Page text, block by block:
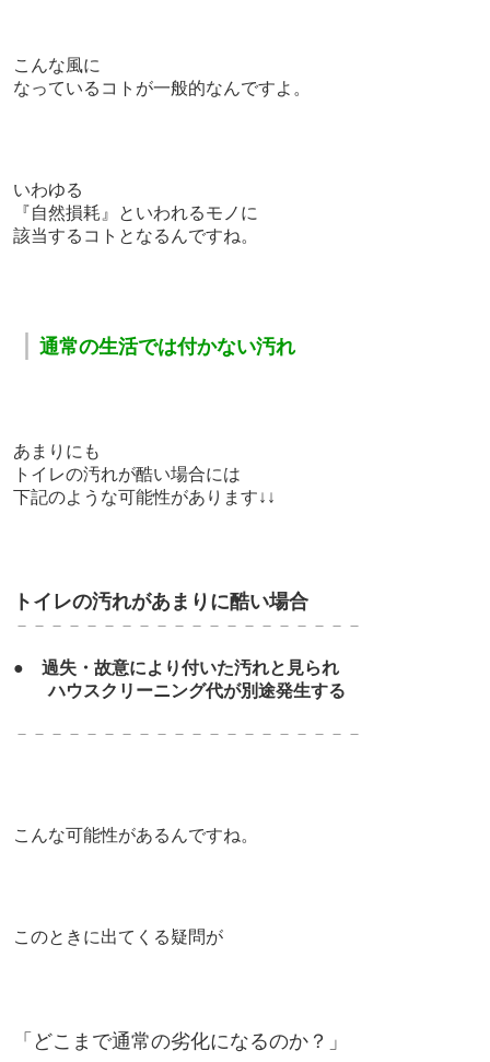
こんな風に
なっているコトが一般的なんですよ。
いわゆる
『自然損耗』といわれるモノに
該当するコトとなるんですね。
通常の生活では付かない汚れ
あまりにも
トイレの汚れが酷い場合には
下記のような可能性があります↓↓
トイレの汚れがあまりに酷い場合
－－－－－－－－－－－－－－－－－－－－
● 過失・故意により付いた汚れと見られ
ハウスクリーニング代が別途発生する
－－－－－－－－－－－－－－－－－－－－
こんな可能性があるんですね。
このときに出てくる疑問が
「どこまで通常の劣化になるのか？」